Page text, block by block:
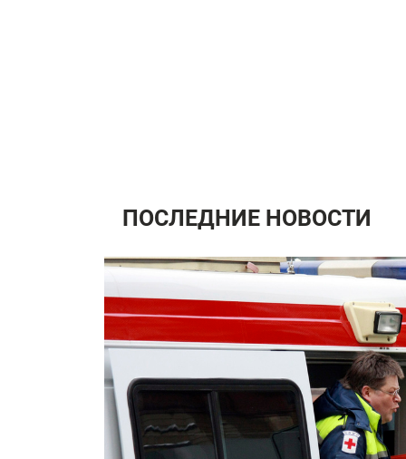
ПОСЛЕДНИЕ НОВОСТИ